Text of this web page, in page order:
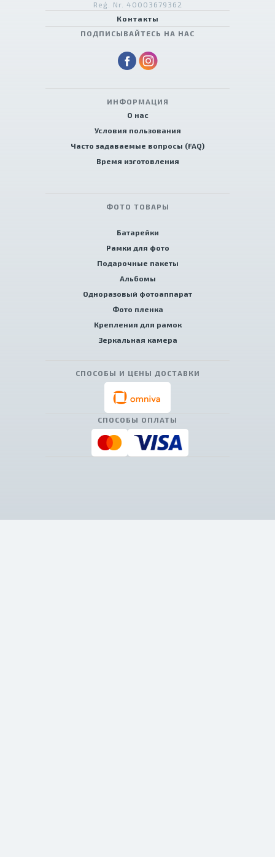
Reģ. Nr. 40003679362
Контакты
ПОДПИСЫВАЙТЕСЬ НА НАС
ИНФОРМАЦИЯ
О нас
Условия пользования
Часто задаваемые вопросы (FAQ)
Время изготовления
ФОТО ТОВАРЫ
Батарейки
Рамки для фото
Подарочные пакеты
Альбомы
Одноразовый фотоаппарат
Фото пленка
Крепления для рамок
Зеркальная камера
СПОСОБЫ И ЦЕНЫ ДОСТАВКИ
СПОСОБЫ ОПЛАТЫ